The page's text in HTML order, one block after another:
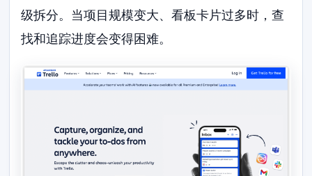
级拆分。当项目规模变大、看板卡片过多时，查
找和追踪进度会变得困难。